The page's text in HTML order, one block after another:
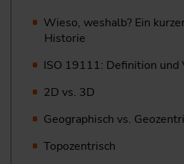
Wieso, weshalb? Ein
Historie
ISO 19111: Definition und
2D vs. 3D
Geographisch vs.
Topozentrisch